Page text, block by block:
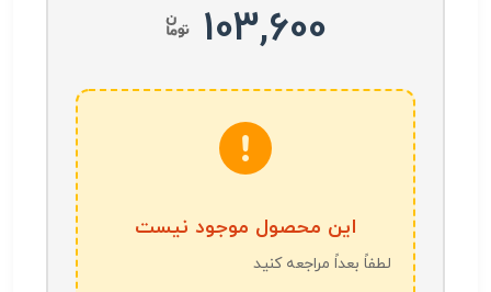
103,600
این محصول موجود نیست
لطفاً بعداً مراجعه کنید